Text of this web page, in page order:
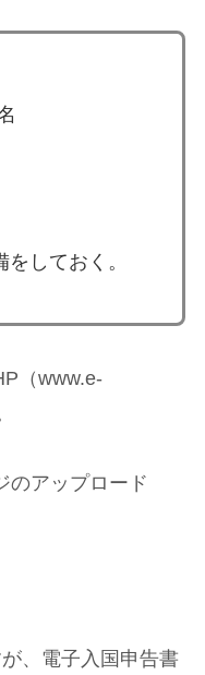
しておく。
（www.e-
アップロード
、電子入国申告書